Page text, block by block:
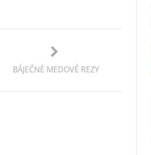
BÁJEČNÉ MEDOVÉ REZY